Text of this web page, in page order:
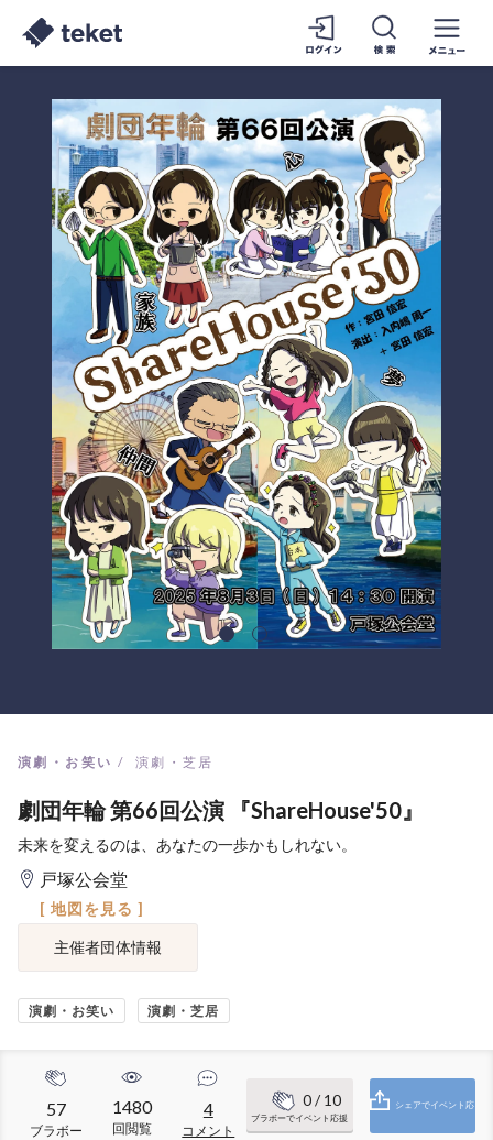
演劇・お笑い 演劇・芝居
劇団年輪 第66回公演 『ShareHouse'50』
未来を変えるのは、あなたの一歩かもしれない。
戸塚公会堂
[ 地図を見る ]
主催者団体情報
演劇・お笑い 演劇・芝居
57
ブラボー
1480
回閲覧
4
コメント
0/ 10
ブラボーでイベント応援
シェアでイベント応